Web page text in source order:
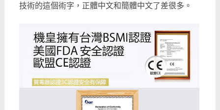
技術的這個術字，正體中文和簡體中文了差很多。